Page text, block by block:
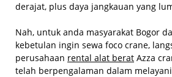
derajat, plus daya jangkauan yang
Nah, untuk anda masyarakat Bogor
kebetulan ingin sewa foco crane,
perusahaan rental alat berat Azza
telah berpengalaman dalam